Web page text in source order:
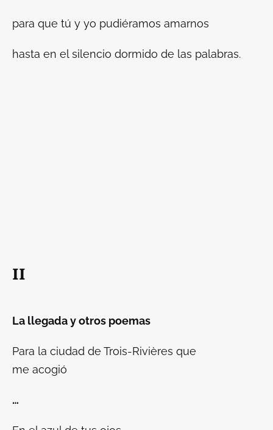
para que tú y yo pudiéramos amarnos
hasta en el silencio dormido de las palabras.
II
La llegada y otros poemas
Para la ciudad de Trois-Rivières que
me acogió
…